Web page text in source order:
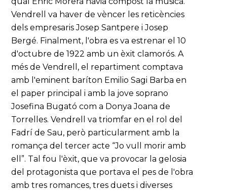
Vendrell va haver de vèncer les reticències
dels empresaris Josep Santpere i Josep
Bergé. Finalment, l'obra es va estrenar el 10
d'octubre de 1922 amb un èxit clamorós. A
més de Vendrell, el repartiment comptava
amb l'eminent baríton Emilio Sagi Barba en
el paper principal i amb la jove soprano
Josefina Bugató com a Donya Joana de
Torrelles. Vendrell va triomfar en el rol del
Fadrí de Sau, però particularment amb la
romança del tercer acte “Jo vull morir amb
ell”. Tal fou l'èxit, que va provocar la gelosia
del protagonista que portava el pes de l'obra
amb tres romances, tres duets i diverses